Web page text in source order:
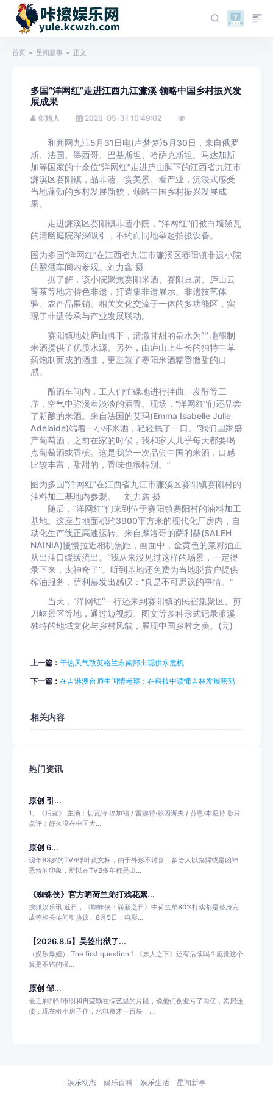
首页 星闻新事 正文
多国“洋网红”走进江西九江濂溪 领略中国乡村振兴发
展成果
创始人 2026-05-31 10:49:02
和商网九江5月31日电(卢梦梦)5月30日，来自俄罗
斯、法国、墨西哥、巴基斯坦、哈萨克斯坦、马达加斯
加等国家的十余位“洋网红”走进庐山脚下的江西省九江市
濂溪区赛阳镇，品非遗、赏美景、看产业，沉浸式感受
当地蓬勃的乡村发展新貌，领略中国乡村振兴发展成
果。
走进濂溪区赛阳镇非遗小院，“洋网红”们被白墙黛瓦
的清幽庭院深深吸引，不约而同地举起拍摄设备。
图为多国“洋网红”在江西省九江市濂溪区赛阳镇非遗小院
的酿酒车间内参观。刘力鑫 摄
据了解，该小院聚焦赛阳米酒、赛阳豆腐、庐山云
雾茶等地方特色非遗，打造集非遗展示、非遗技艺体
验、农产品展销、相关文化交流于一体的多功能区，实
现了非遗传承与产业发展联动。
赛阳镇地处庐山脚下，清澈甘甜的泉水为当地酿制
米酒提供了优质水源。另外，由庐山上生长的独特中草
药炮制而成的酒曲，更造就了赛阳米酒糯香微甜的口
感。
酿酒车间内，工人们忙碌地进行拌曲、发酵等工
序，空气中弥漫着淡淡的酒香。现场，“洋网红”们还品尝
了新酿的米酒。来自法国的艾玛(Emma Isabelle Julie
Adelaide)端着一小杯米酒，轻轻抿了一口。“我们国家盛
产葡萄酒，之前在家的时候，我和家人几乎每天都要喝
点葡萄酒或香槟。这是我第一次品尝中国的米酒，口感
比较丰富，甜甜的，香味也很特别。”
图为多国“洋网红”在江西省九江市濂溪区赛阳镇赛阳村的
油料加工基地内参观。 刘力鑫 摄
随后，“洋网红”们来到位于赛阳镇赛阳村的油料加工
基地。这座占地面积约3900平方米的现代化厂房内，自
动化生产线正高速运转。来自摩洛哥的萨利赫(SALEH
NAINIA)慢慢拉近相机焦距，画面中，金黄色的菜籽油正
从出油口缓缓流出。“我从来没见过这样的场景，一定得
录下来，太神奇了”。听到基地还免费为当地脱贫户提供
榨油服务，萨利赫发出感叹：“真是不可思议的事情。”
当天，“洋网红”一行还来到赛阳镇的民宿集聚区、剪
刀峡景区等地，通过短视频、图文等多种形式记录濂溪
独特的地域文化与乡村风貌，展现中国乡村之美。(完)
上一篇： 干热天气致英格兰东南部出现供水危机
下一篇： 在吉港澳台师生国情考察：在科技中读懂吉林发展密码
相关内容
热门资讯
原创 引...
1、《后室》 主演：切瓦特·埃加福 / 雷娜特·赖因斯夫 / 芬恩·本尼特 影片
点评：好久没在中国大...
原创 6...
现年63岁的TVB绿叶黄文标，由于外形不讨喜，多给人以彪悍或是凶神
恶煞的印象，所以在TVB多年都是出...
《蜘蛛侠》官方晒荷兰弟打戏花絮...
搜狐娱乐讯 近日，《蜘蛛侠：崭新之日》中荷兰弟80%打戏都是替身完
成等相关传闻引热议。8月5日，电影...
【2026.8.5】吴签出狱了...
（娱乐爆姐） The first question 1 《异人之下》还有后续吗？感觉这个
算是不错的漫...
原创 邹...
最近刷到邹市明和冉莹颖在综艺里的片段，说他们创业亏了两亿，卖房还
债，现在租小房子住，水电费才一百块，...
娱乐动态 娱乐百科 娱乐生活 星闻新事